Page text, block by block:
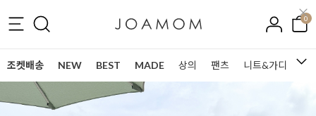
0
조켓배송 NEW BEST MADE 상의 팬츠 니트&가디건